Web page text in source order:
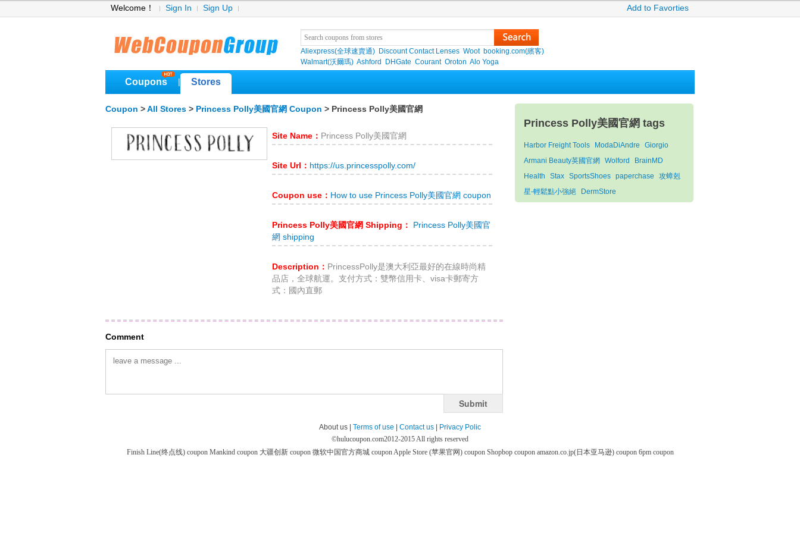
Welcome！ Sign In Sign Up Add to Favorties
Aliexpress(全球速賣通) Discount Contact Lenses Woot booking.com(繽客)
Walmart(沃爾瑪) Ashford DHGate Courant Oroton Alo Yoga
Coupons Stores
Coupon > All Stores > Princess Polly美國官網 Coupon > Princess Polly美國官網
Site Name： Princess Polly美國官網
Site Url： https://us.princesspolly.com/
Coupon use： How to use Princess Polly美國官網 coupon
Princess Polly美國官網 Shipping：
Princess Polly美國官
網 shipping
Description： PrincessPolly是澳大利亞最好的在線時尚精
品店，全球航運。支付方式：雙幣信用卡、visa卡郵寄方
式：國內直郵
Comment
Submit
Princess Polly美國官網 tags
Harbor Freight Tools ModaDiAndre
Giorgio
Armani Beauty英國官網
Wolford
BrainMD
Health
Stax SportsShoes paperchase
攻蟑剋
星-輕鬆點小強絕
DermStore
About us | Terms of use Contact us
Privacy Polic
©hulucoupon.com2012-2015 All rights reserved
Finish Line(终点线) coupon Mankind coupon 大疆创新 coupon 微软中国官方商城 couponApple Store (苹果官网) coupon Shopbop coupon amazon.co.jp(日本亚马逊) coupon 6pm coupon